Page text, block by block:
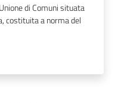
di Comuni situata
costituita a norma del